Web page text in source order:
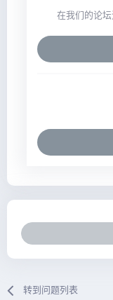
在我们的论坛
转到问题列表